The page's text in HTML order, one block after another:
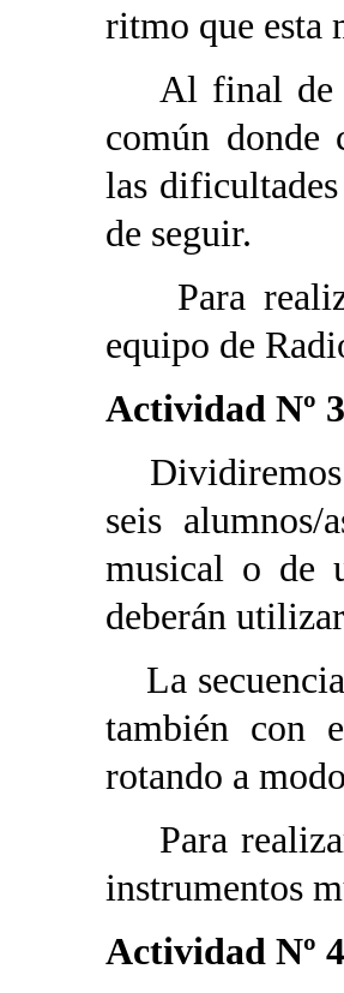
ritmo que esta
Al final de
común donde
las
de seguir.
Para
equipo de
Actividad Nº 3
Dividiremos
seis
musical o de
deberán
La
también con
rotando a
Para
instrumentos
Actividad Nº 4